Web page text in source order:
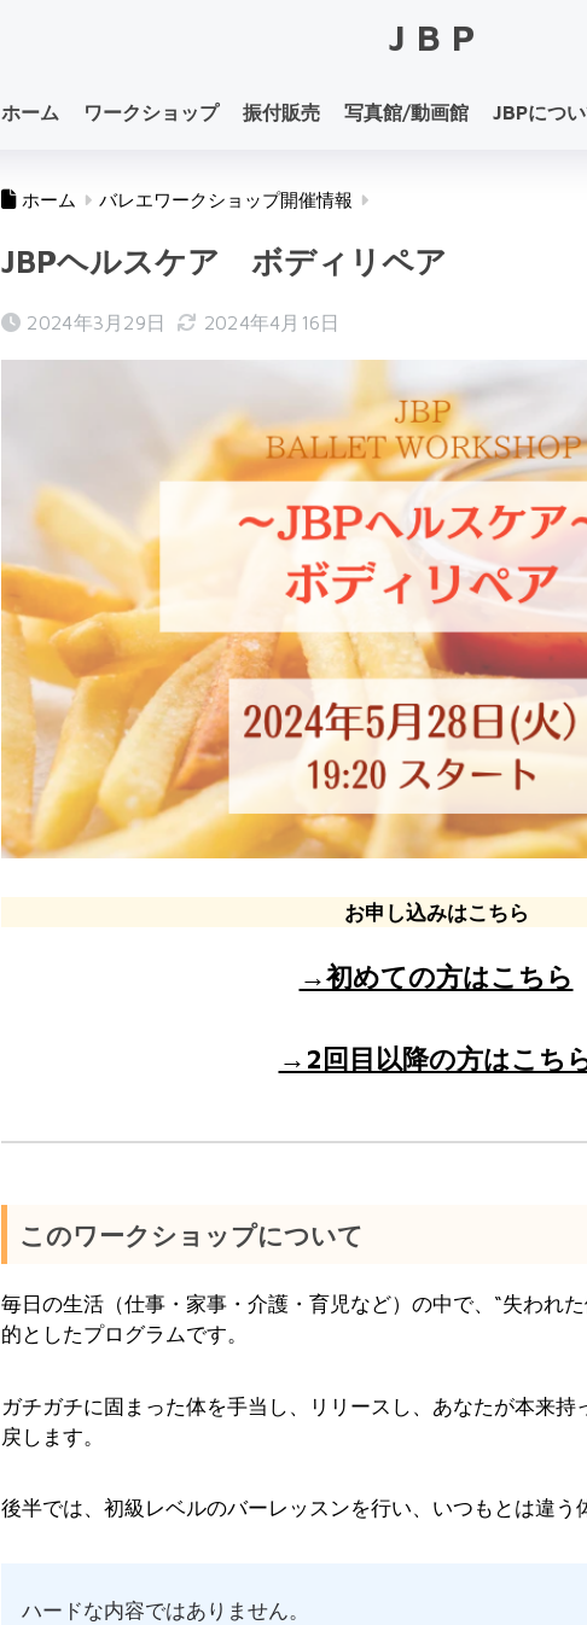
JBP
ホーム ワークショップ 振付販売 写真館/動画館 JBPにつ
ホーム バレエワークショップ開催情報
JBPヘルスケア ボディリペア
2024年3月29日 2024年4月16日
お申し込みはこちら
→初めての方はこちら
→2回目以降の方はこち
このワークショップについて
毎日の生活（仕事・家事・介護・育児など）の中で、“失われ
的としたプログラムです。
ガチガチに固まった体を手当し、リリースし、あなたが本来持
戻します。
後半では、初級レベルのバーレッスンを行い、いつもとは違う
ハードな内容ではありません。